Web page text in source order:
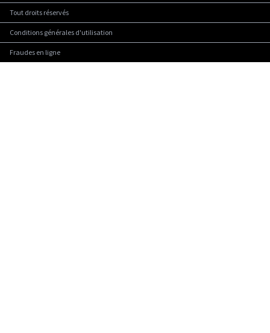
Tout droits réservés
Conditions générales d'utilisation
Fraudes en ligne